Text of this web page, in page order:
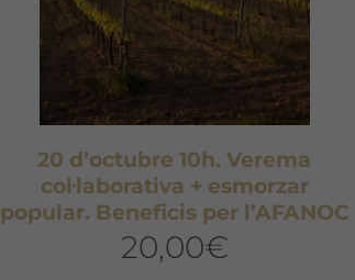
20 d’octubre 10h. Verema
col·laborativa + esmorzar
popular. Beneficis per l’AFANOC
20,00€